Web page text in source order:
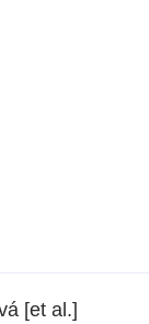
[et al.]